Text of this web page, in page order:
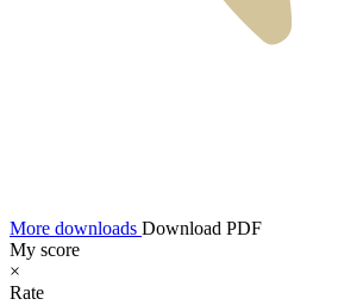
More downloads Download PDF
My score
×
Rate